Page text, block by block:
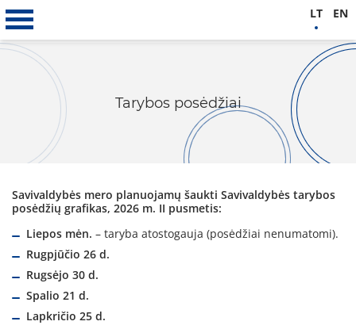
Tarybos posėdžiai
Savivaldybės mero planuojamų šaukti Savivaldybės tarybos
posėdžių grafikas, 2026 m. II pusmetis:
Liepos mėn. – taryba atostogauja (posėdžiai nenumatomi).
Rugpjūčio 26 d.
Rugsėjo 30 d.
Spalio 21 d.
Lapkričio 25 d.
LT EN